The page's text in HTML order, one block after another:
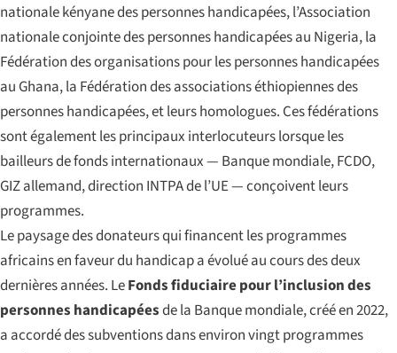
nationale kényane des personnes handicapées, l’Association
nationale conjointe des personnes handicapées au Nigeria, la
Fédération des organisations pour les personnes handicapées
au Ghana, la Fédération des associations éthiopiennes des
personnes handicapées, et leurs homologues. Ces fédérations
sont également les principaux interlocuteurs lorsque les
bailleurs de fonds internationaux — Banque mondiale, FCDO,
GIZ allemand, direction INTPA de l’UE — conçoivent leurs
programmes.
Le paysage des donateurs qui financent les programmes
africains en faveur du handicap a évolué au cours des deux
dernières années. LeFonds fiduciaire pour l’inclusion des
personnes handicapéesde la Banque mondiale, créé en 2022,
a accordé des subventions dans environ vingt programmes